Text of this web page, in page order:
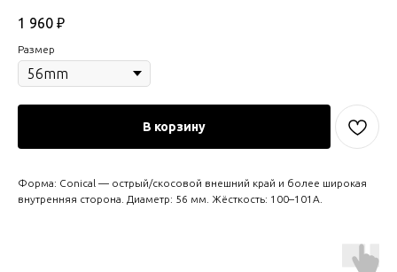
1 960 ₽
Размер
В корзину
Форма: Conical — острый/скосовой внешний край и более широкая
внутренняя сторона. Диаметр: 56 мм. Жёсткость: 100–101А.